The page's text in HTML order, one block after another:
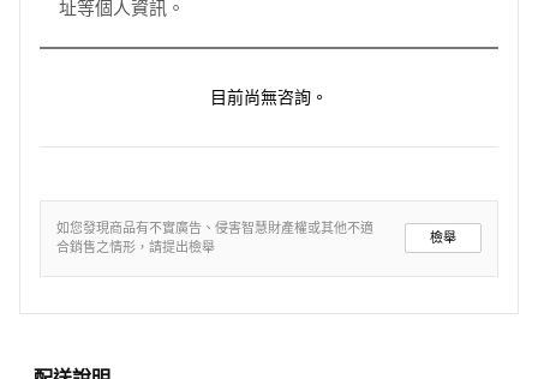
址等個人資訊。
目前尚無咨詢。
如您發現商品有不實廣告、侵害智慧財產權或其他不適
合銷售之情形，請提出檢舉
檢舉